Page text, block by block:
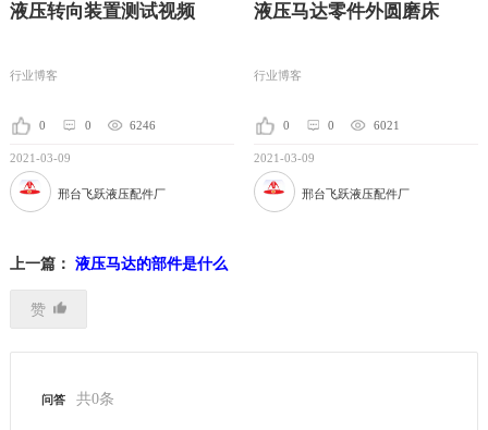
液压转向装置测试视频
行业博客
0 0 6246
2021-03-09
邢台飞跃液压配件厂
液压马达零件外圆磨床
行业博客
0 0 6021
2021-03-09
邢台飞跃液压配件厂
上一篇： 液压马达的部件是什么
赞
问答 共0条